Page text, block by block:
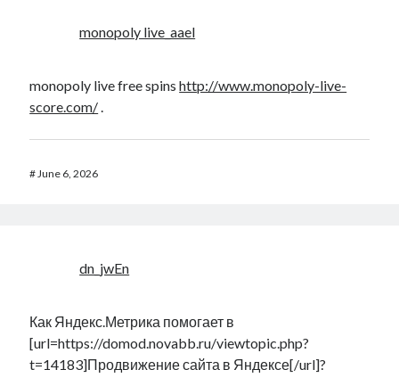
monopoly live_aael
monopoly live free spinshttp://www.monopoly-live-
score.com/.
#June 6, 2026
dn_jwEn
Как Яндекс.Метрика помогает в
[url=https://domod.novabb.ru/viewtopic.php?
t=14183]Продвижение сайта в Яндексе[/url]?